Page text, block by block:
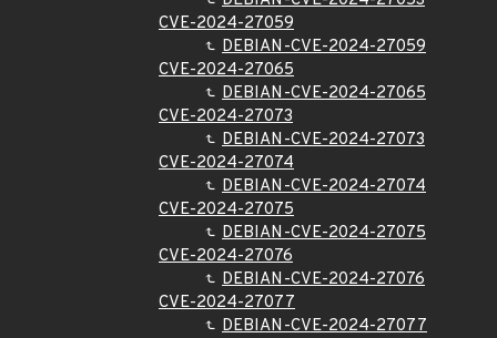
CVE-2024-27059
DEBIAN-CVE-2024-27059
CVE-2024-27065
DEBIAN-CVE-2024-27065
CVE-2024-27073
DEBIAN-CVE-2024-27073
CVE-2024-27074
DEBIAN-CVE-2024-27074
CVE-2024-27075
DEBIAN-CVE-2024-27075
CVE-2024-27076
DEBIAN-CVE-2024-27076
CVE-2024-27077
DEBIAN-CVE-2024-27077